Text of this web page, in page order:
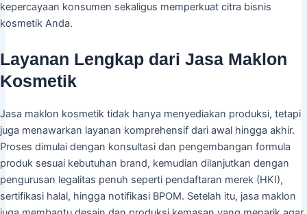
kepercayaan konsumen sekaligus memperkuat citra bisnis
kosmetik Anda.
Layanan Lengkap dari Jasa Maklon
Kosmetik
Jasa maklon kosmetik tidak hanya menyediakan produksi, tetapi
juga menawarkan layanan komprehensif dari awal hingga akhir.
Proses dimulai dengan konsultasi dan pengembangan formula
produk sesuai kebutuhan brand, kemudian dilanjutkan dengan
pengurusan legalitas penuh seperti pendaftaran merek (HKI),
sertifikasi halal, hingga notifikasi BPOM. Setelah itu, jasa maklon